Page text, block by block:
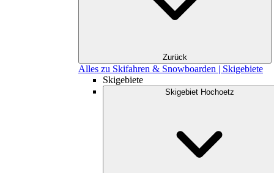
Zurück
Alles zu Skifahren & Snowboarden | Skigebiete
Skigebiete
Skigebiet Hochoetz